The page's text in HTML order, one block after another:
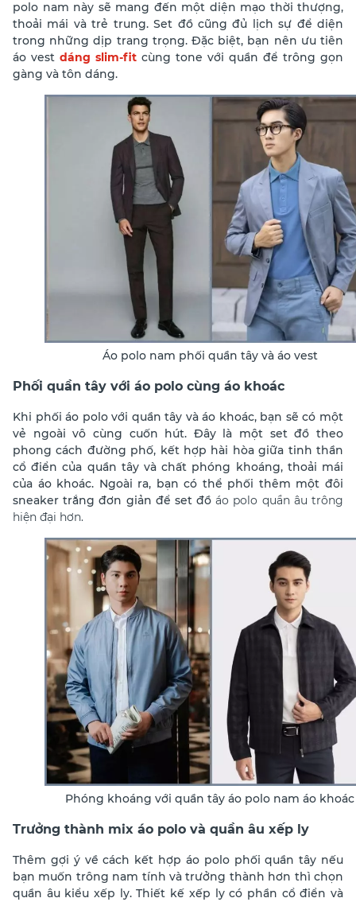
polo nam này sẽ mang đến một diện mạo thời thượng,
thoải mái và trẻ trung. Set đồ cũng đủ lịch sự để diện
trong những dịp trang trọng. Đặc biệt, bạn nên ưu tiên
áo vest dáng slim-fit cùng tone với quần để trông gọn
gàng và tôn dáng.
Áo polo nam phối quần tây và áo vest
Phối quần tây với áo polo cùng áo khoác
Khi phối áo polo với quần tây và áo khoác, bạn sẽ có một
vẻ ngoài vô cùng cuốn hút. Đây là một set đồ theo
phong cách đường phố, kết hợp hài hòa giữa tinh thần
cổ điển của quần tây và chất phóng khoáng, thoải mái
của áo khoác. Ngoài ra, bạn có thể phối thêm một đôi
sneaker trắng đơn giản để set đồáo polo quần âu trông
hiện đại hơn.
Phóng khoáng với quần tây áo polo nam áo khoác
Trưởng thành mix áo polo và quần âu xếp ly
Thêm gợi ý về cách kết hợp áo polo phối quần tây nếu
bạn muốn trông nam tính và trưởng thành hơn thì chọn
quần âu kiểu xếp ly. Thiết kế xếp ly có phần cổ điển và